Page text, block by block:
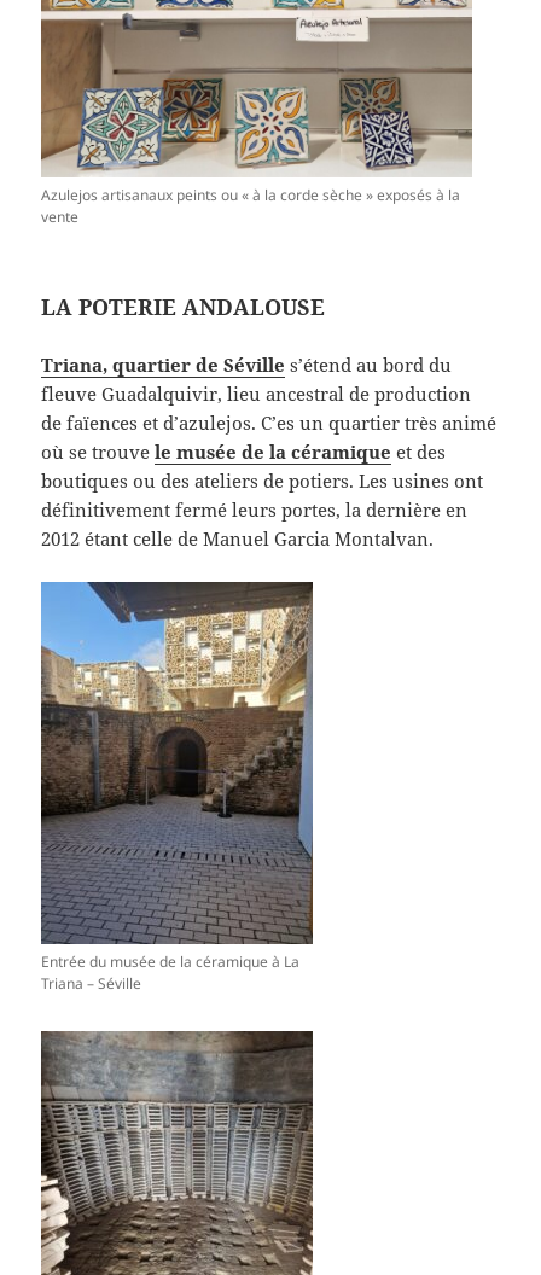
Azulejos artisanaux peints ou « à la corde sèche » exposés à la
vente
LA POTERIE ANDALOUSE
Triana, quartier de Séville s’étend au bord du
fleuve Guadalquivir, lieu ancestral de production
de faïences et d’azulejos. C’es un quartier très animé
où se trouvele musée de la céramique et des
boutiques ou des ateliers de potiers. Les usines ont
définitivement fermé leurs portes, la dernière en
2012 étant celle de Manuel Garcia Montalvan.
Entrée du musée de la céramique à La
Triana – Séville